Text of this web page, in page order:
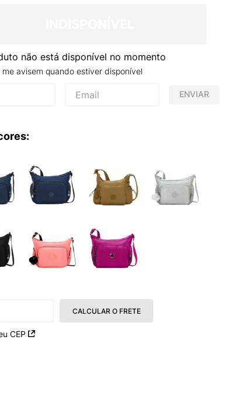
não está disponível no momento
me avisem quando estiver disponível
ENVIAR
CEP
CALCULAR O FRETE